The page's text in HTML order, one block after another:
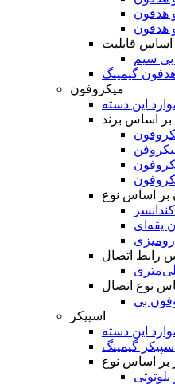
اساس قابلیت
سیم
گیمینگ
میکروفون
این دسته
اساس برند
بر اساس نوع
یقه‌ای
رابط اتصال
نوع اتصال
اسپیکر
این دسته
اسپیکر گیمینگ
بر اساس نوع
بلوتوثی